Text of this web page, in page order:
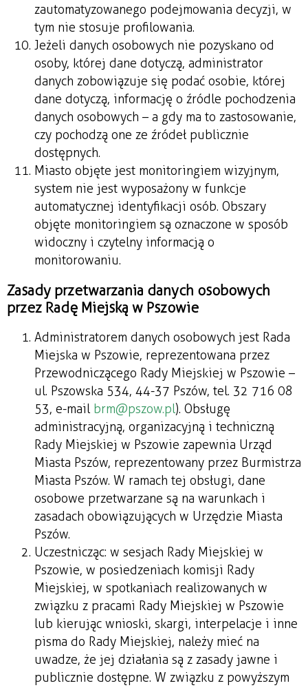
zautomatyzowanego podejmowania decyzji, w
tym nie stosuje profilowania.
Jeżeli danych osobowych nie pozyskano od
osoby, której dane dotyczą, administrator
danych zobowiązuje się podać osobie, której
dane dotyczą, informację o źródle pochodzenia
danych osobowych – a gdy ma to zastosowanie,
czy pochodzą one ze źródeł publicznie
dostępnych.
Miasto objęte jest monitoringiem wizyjnym,
system nie jest wyposażony w funkcje
automatycznej identyfikacji osób. Obszary
objęte monitoringiem są oznaczone w sposób
widoczny i czytelny informacją o
monitorowaniu.
Zasady przetwarzania danych osobowych
przez Radę Miejską w Pszowie
Administratorem danych osobowych jest Rada
Miejska w Pszowie, reprezentowana przez
Przewodniczącego Rady Miejskiej w Pszowie –
ul. Pszowska 534, 44-37 Pszów, tel. 32 716 08
53, e-mail brm@pszow.pl). Obsługę
administracyjną, organizacyjną i techniczną
Rady Miejskiej w Pszowie zapewnia Urząd
Miasta Pszów, reprezentowany przez Burmistrza
Miasta Pszów. W ramach tej obsługi, dane
osobowe przetwarzane są na warunkach i
zasadach obowiązujących w Urzędzie Miasta
Pszów.
Uczestnicząc: w sesjach Rady Miejskiej w
Pszowie, w posiedzeniach komisji Rady
Miejskiej, w spotkaniach realizowanych w
związku z pracami Rady Miejskiej w Pszowie
lub kierując wnioski, skargi, interpelacje i inne
pisma do Rady Miejskiej, należy mieć na
uwadze, że jej działania są z zasady jawne i
publicznie dostępne. W związku z powyższym